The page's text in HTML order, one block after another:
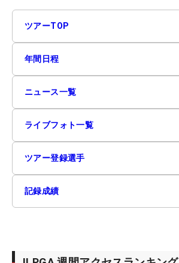
ツアーTOP
年間日程
ニュース一覧
ライブフォト一覧
ツアー登録選手
記録成績